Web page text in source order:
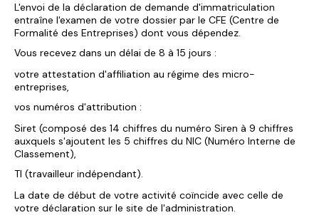
L'envoi de la déclaration de demande d'immatriculation
entraîne l'examen de votre dossier par le CFE (Centre de
Formalité des Entreprises) dont vous dépendez.
Vous recevez dans un délai de 8 à 15 jours :
votre attestation d'affiliation au régime des micro-
entreprises,
vos numéros d'attribution :
Siret (composé des 14 chiffres du numéro Siren à 9 chiffres
auxquels s'ajoutent les 5 chiffres du NIC (Numéro Interne de
Classement),
TI (travailleur indépendant).
La date de début de votre activité coïncide avec celle de
votre déclaration sur le site de l'administration.